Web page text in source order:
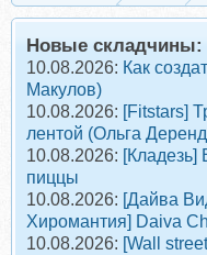
Новые складчины:
10.08.2026: Как
Макулов)
10.08.2026: [Fitstars]
лентой (Ольга
10.08.2026:
пиццы
10.08.2026: [Дайва
Хиромантия] Daiva
10.08.2026: [Wall